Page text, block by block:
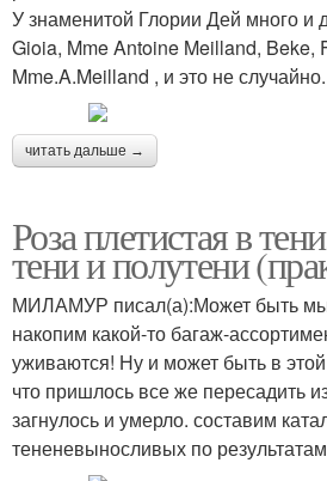
У знаменитой Глории Дей много и
Gioia, Mme Antoine Meilland, Beke,
Mme.A.Meilland , и это не
читать дальше →
Роза плетистая в
тени и полутени
МИЛАМУР писал(а):Может быть мы
накопим какой-то багаж-
уживаются! Ну и может быть в
что пришлось все же пересадить
загнулось и умерло. составим
тененевыносливых по